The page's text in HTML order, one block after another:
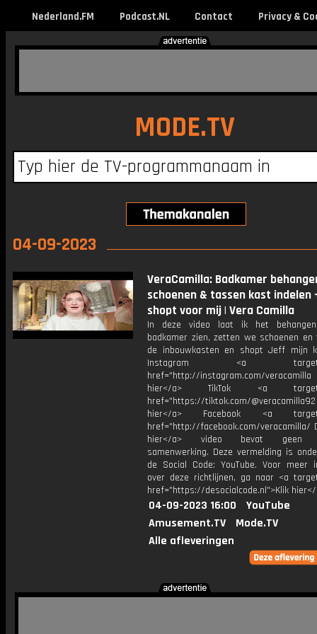
Nederland.FM Podcast.NL Contact Privacy &
MODE.TV
04-09-2023
VeraCamilla: Badkamer
schoenen & tassen kast
shopt voor mij | Vera Camilla
In deze video laat ik het
badkamer zien, zetten we schoenen
de inbouwkasten en shopt Jeff mijn
Instagram <a
href="http://instagram.com/
hier</a> TikTok <a
href="https://tiktok.com/
hier</a> Facebook <a
href="http://facebook.com/veracamilla/
hier</a> video bevat geen
samenwerking. Deze vermelding is
de Social Code: YouTube. Voor meer
over deze richtlijnen, ga naar <a
href="https://desocialcode.nl">Klik
04-09-2023 16:00
YouTube
Amusement.TV
Mode.TV
Alle afleveringen